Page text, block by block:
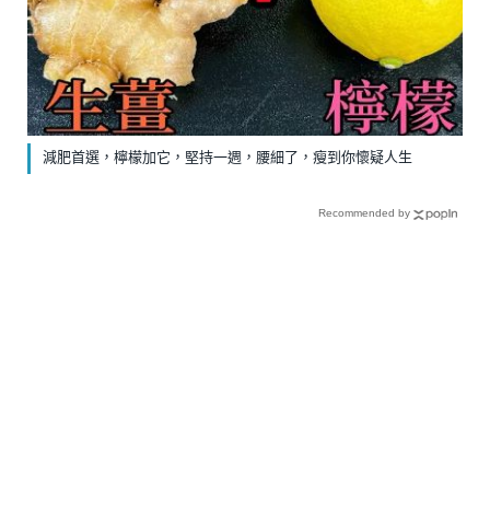
減肥首選，檸檬加它，堅持一週，腰細了，瘦到你懷疑人生
Recommended by